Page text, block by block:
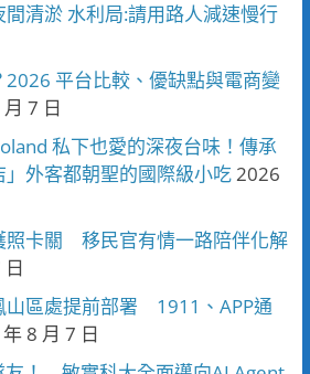
清淤 水利局:請用路人減速慢行
平台比較、優缺點與電商變
7 日
私下也愛的深夜台味！傳承
外客都朝聖的國際級小吃2026
照卡關 移民官有情一路陪伴化解
山區處提前部署 1911、APP通
8 月 7 日